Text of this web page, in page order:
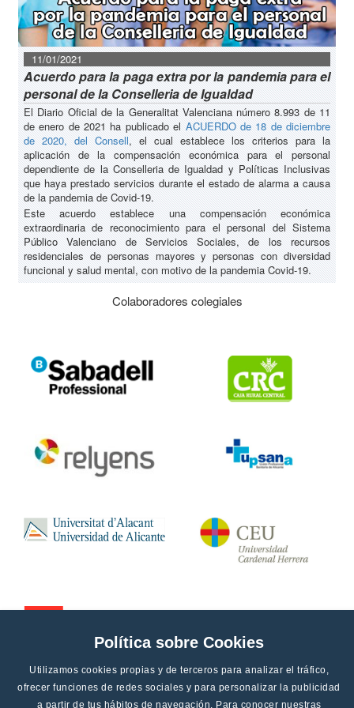
Política sobre Cookies
Utilizamos cookies propias y de terceros para analizar el tráfico,
ofrecer funciones de redes sociales y para personalizar la publicidad
a partir de tus hábitos de navegación. Para conocer nuestras
11/01/2021
Acuerdo para la paga extra por la pandemia para el
personal de la Conselleria de Igualdad
El Diario Oficial de la Generalitat Valenciana número 8.993 de 11
de enero de 2021 ha publicado el ACUERDO de 18 de diciembre
de 2020, del Consell, el cual establece los criterios para la
aplicación de la compensación económica para el personal
dependiente de la Conselleria de Igualdad y Políticas Inclusivas
que haya prestado servicios durante el estado de alarma a causa
de la pandemia de Covid-19.
Este acuerdo establece una compensación económica
extraordinaria de reconocimiento para el personal del Sistema
Público Valenciano de Servicios Sociales, de los recursos
residenciales de personas mayores y personas con diversidad
funcional y salud mental, con motivo de la pandemia Covid-19.
Colaboradores colegiales